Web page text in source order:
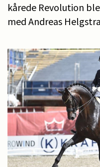
kårede Revolution
med Andreas